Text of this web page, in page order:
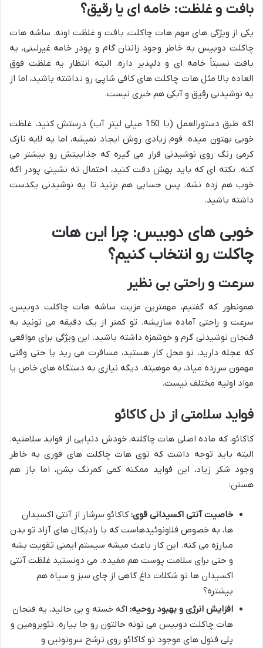
بافت و غلظت: خامه ای یا رقیق؟
یکی از ویژگی های مهم هات چاکلت، بافت و غلظت اونه. ساشه هات
چاکلت دوبیس به خاطر وجود زانتان گام و پودر خامه غیرلبنی، یه
بافت نسبتاً خامه ای و دلپذیر داره. البته انتظار یه غلظت فوق
العاده بالا مثل هات چاکلت های کافی شاپی رو نداشته باشید، اما از
یه نوشیدنی رقیق و آبکی هم خبری نیست.
اگه طبق دستورالعمل (با 150 میلی لیتر آب) درستش کنید، غلظت
خوبی بهتون میده. فوم زیادی روش ایجاد نمیشه، اما یه لایه نازک
کرمی رنگ روی نوشیدنی قرار می گیره که جذابیتش رو بیشتر می
کنه. نکته ای که باید بهش دقت کنید، احتمال ته نشینی پودر اگه
خوب هم زده نشه. پس حسابی هم بزنید تا یه نوشیدنی یکدست
داشته باشید.
خوبی های دوبیس: چرا این هات
چاکلت رو انتخاب کنیم؟
سرعت و راحتی بی نظیر
همونطور که گفتیم، مهمترین مزیت ساشه هات چاکلت دوبیس،
سرعت و راحتی آماده سازیشه. تو کمتر از یک دقیقه می تونید یه
فنجان نوشیدنی گرم و خوشمزه داشته باشید. این ویژگی برای مواقعی
که عجله دارید، تو محل کار هستید، مسافرت می رید یا حتی وقتی
مهمون سرزده میاد، یه موهبته. دیگه نیازی به دستگاه های خاص یا
مواد اولیه مختلف نیست.
فواید سلامتی از دل کاکائو
کاکائو، که ماده اصلی هات چاکلته، خودش دنیایی از فواید سلامتیه.
البته باید توجه داشت که توی هات چاکلت های فوری به خاطر
وجود شکر زیاد، این فواید ممکنه کمی کمرنگ بشن، اما باز هم
هستن:
خاصیت آنتی اکسیدانی قوی: کاکائو سرشار از آنتی اکسیدان
ها، به خصوص فلاونوئیدهاست که با رادیکال های آزاد تو بدن
مبارزه می کنه. این کار باعث میشه سیستم ایمنی تقویت بشه
و حتی برای سلامت پوست هم مفیده. می دونستید غلظت آنتی
اکسیدان ها تو شکلات داغ گاهی از چای سبز و سیاه هم
بیشتره؟
افزایش انرژی و بهبود روحیه: اگه خسته و بی حالید، یه فنجان
هات چاکلت دوبیس می تونه حالتون رو جا بیاره. تئوبرومین و
پلی فنول های موجود تو کاکائو روی ترشح سروتونین و